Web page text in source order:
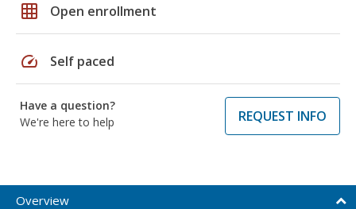
grid_on Open enrollment
speed Self paced
Have a question?
We're here to help
REQUEST INFO
Overview